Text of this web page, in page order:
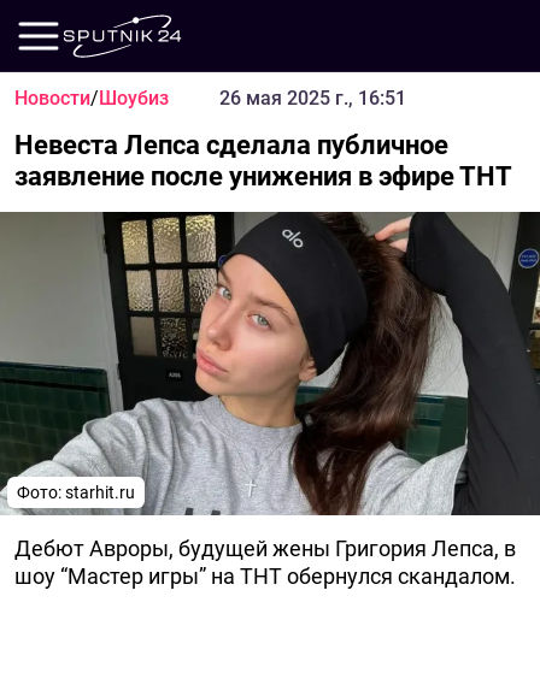
Новости/Шоубиз 26 мая 2025 г., 16:51
Невеста Лепса сделала публичное
заявление после унижения в эфире ТНТ
Фото: starhit.ru
Дебют Авроры, будущей жены Григория Лепса, в
шоу “Мастер игры” на ТНТ обернулся скандалом.